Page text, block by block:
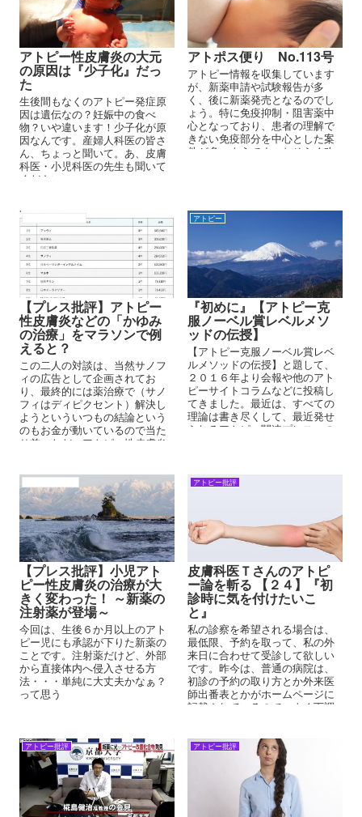
アトピー性皮膚炎の大元
の原因は『少子化』だっ
た
生後間もなくのアトピー発症原
因は遺伝なの？妊娠中の食べ
物？いや違います！少子化が原
因なんです。産婦人科医の皆さ
ん、ちょっと聞いて。あ、皮膚
科医・小児科医の先生も聞いて
ください。
アトポス便り No.113号
アトピー情報を収集しています
が、新薬申請や試験報告が多
く、後に新薬発売となるのでし
ょう。特に免疫抑制・阻害薬中
心となっており、患者の理解で
きない免疫部分を中心とした案
件が多いようです。おそらく改
メカニズムも全く理解していな
いのでしょう。
【プレス批評】アトピー
性皮膚炎などの「かゆみ
の治療」をマラソンで例
えると？
この二人の対談は、当然サノフ
ィの広告として企画されてお
り、最終的には薬治療で（サノ
フィはディピクセント）解決し
ようといういつもの結論という
のもお金が動いているので当た
り前。ただ、アトピー性皮膚炎
え』『マラソンの例え』『登山
の例え』がここでも出される。
アトピー
『初めに』【アトピー克
服ノーベル賞レベルメソ
ッドの伝授】
【アトピー克服ノーベル賞レベ
ルメソッドの伝授】と題して、
２０１６年より会報や他のアト
ピーサイトコラムなどに投稿し
てきました。最近は、すべての
理論は書き尽くして、最近発せ
られるアトピー関連プレスへの
参考となれば幸いです。
【プレス批評】小児アト
ピー性皮膚炎の治療が大
きく変わった！ ～新薬の
注射薬が登場～
今回は、生後６か月以上のアト
ピー児にも承認が下りた新薬の
ことです。注射薬だけど、外部
から直接体内へ侵入させる方
法・・・単純に大丈夫かなぁ？
って思う
アトピー批評
皮膚科医Ｔさんのアトピ
ー論を斬る 【２４】『初
診時に気を付けたいこ
と』
私の診察を希望される場合は、
最低限、予約を取って、私の外
来日に合わせて受診して欲しい
です。昨今は、普通の病院は、
初診の予約の取り方とか外来医
師出番表とかがホームページに
記載されているので、よく下調
アトピー批評 アトピー批評